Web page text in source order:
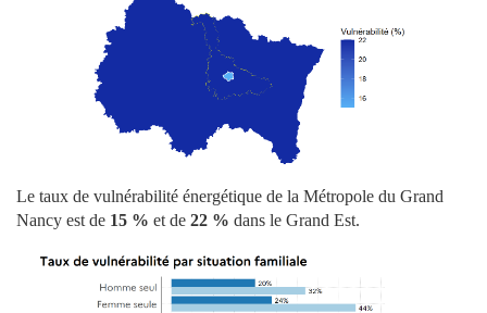
Le taux de vulnérabilité énergétique de la Métropole du Grand
Nancy est de 15 % et de 22 % dans le Grand Est.